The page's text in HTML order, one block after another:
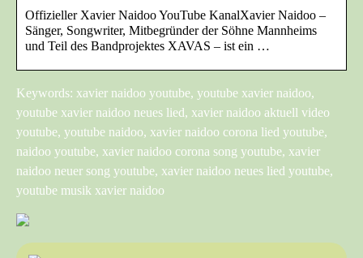
Offizieller Xavier Naidoo YouTube KanalXavier Naidoo –
Sänger, Songwriter, Mitbegründer der Söhne Mannheims
und Teil des Bandprojektes XAVAS – ist ein …
Keywords: xavier naidoo youtube, youtube xavier naidoo,
youtube xavier naidoo neues lied, xavier naidoo aktuell video
youtube, youtube naidoo, xavier naidoo corona lied youtube,
naidoo youtube, xavier naidoo corona song youtube, xavier
naidoo neuer song youtube, xavier naidoo neues lied youtube,
youtube musik xavier naidoo